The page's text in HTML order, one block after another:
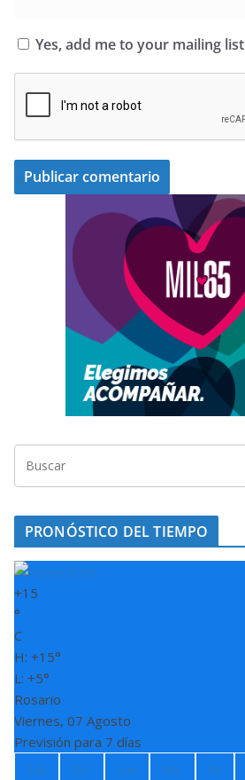
Yes, add me to your mailing list
PRONÓSTICO DEL TIEMPO
+15
°
C
H: +15°
L: +5°
Rosario
Viernes, 07 Agosto
Previsión para 7 días
Sáb
Do
Lun
Ma
Mi